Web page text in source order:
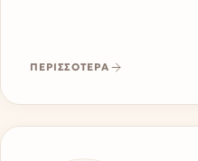
ΠΕΡΙΣΣΟΤΕΡΑ